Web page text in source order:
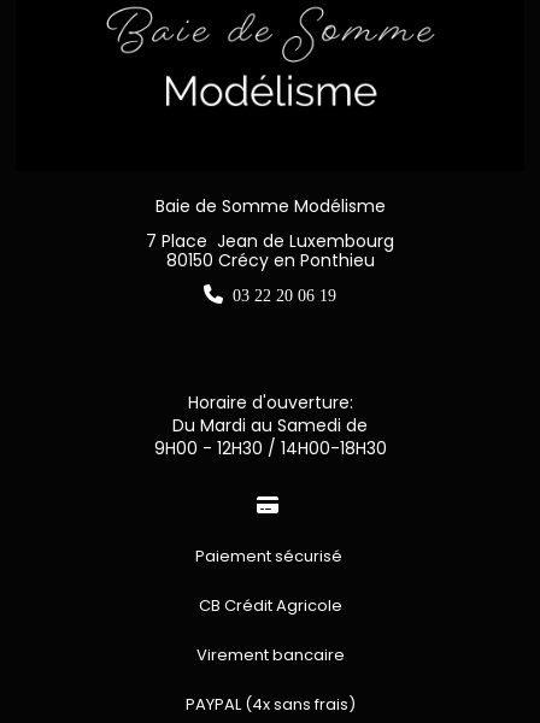
Baie de Somme Modélisme
7 Place Jean de Luxembourg
80150 Crécy en Ponthieu
 03 22 20 06 19
Horaire d'ouverture:
Du Mardi au Samedi de
9H00 - 12H30 / 14H00-18H30

Paiement sécurisé
CB Crédit Agricole
Virement bancaire
PAYPAL (4x sans frais)